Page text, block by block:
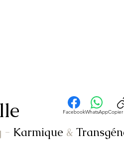
- Karmique &
FacebookWhatsApp